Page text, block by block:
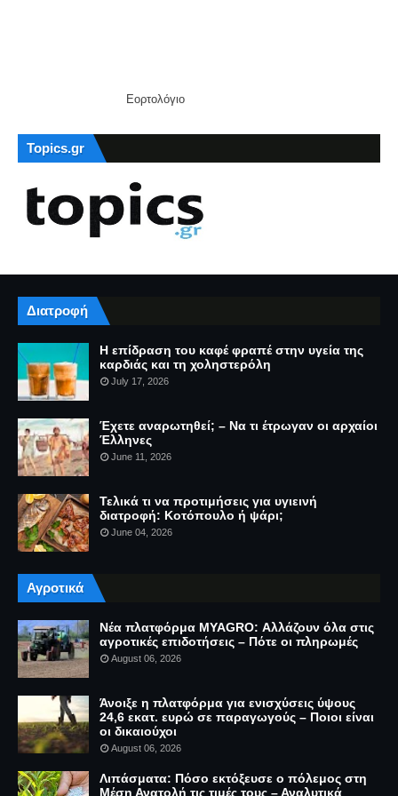
Εορτολόγιο
Topics.gr
Διατροφή
Η επίδραση του καφέ φραπέ στην υγεία της
καρδιάς και τη χοληστερόλη
July 17, 2026
Έχετε αναρωτηθεί; – Να τι έτρωγαν οι αρχαίοι
Έλληνες
June 11, 2026
Τελικά τι να προτιμήσεις για υγιεινή
διατροφή: Κοτόπουλο ή ψάρι;
June 04, 2026
Αγροτικά
Νέα πλατφόρμα MYAGRO: Αλλάζουν όλα στις
αγροτικές επιδοτήσεις – Πότε οι πληρωμές
August 06, 2026
Άνοιξε η πλατφόρμα για ενισχύσεις ύψους
24,6 εκατ. ευρώ σε παραγωγούς – Ποιοι είναι
οι δικαιούχοι
August 06, 2026
Λιπάσματα: Πόσο εκτόξευσε ο πόλεμος στη
Μέση Ανατολή τις τιμές τους – Αναλυτικά